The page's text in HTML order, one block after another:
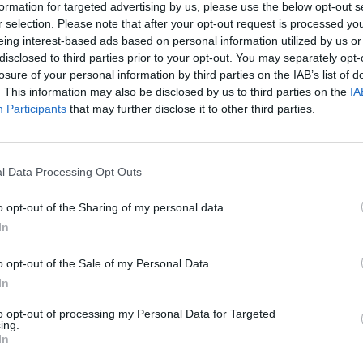
for targeted advertising by us, please use the below opt-out
selection. Please note that after your opt-out request is processed
interest-based ads based on personal information utilized by us
to third parties prior to your opt-out. You may separately
of your personal information by third parties on the IAB’s list of
This information may also be disclosed by us to third parties on the
Participants that may further disclose it to other third parties.
Data Processing Opt Outs
opt-out of the Sharing of my personal data.
opt-out of the Sale of my Personal Data.
opt-out of processing my Personal Data for Targeted
locales de las 32 franquicias. Por ponerlo
de todo el fútbol europeose cifraron en
según datos de Uefa.
la liga y las franquicias generaron23.000
14.000 millones hacen referencia a los ingresos
trata de un crecimiento interanual del 8%, una
(365,6 millones de euros) a cada una de las 32
más que el año pasado.
la venta de sus activos de NFL Media por más
la semana pasada. El gigante de los medios de
recibió el visto bueno de los reguladores de la
a la adquisición de NFL Network y RedZone, dos
del negocio audiovisual de la liga, así como
venta de activos, la NFL seguirá operando de
como NFL+ y NFL.com, además de producir
derechos digitales.